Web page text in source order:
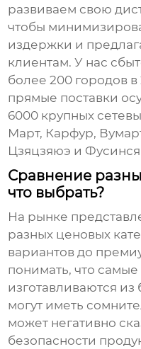
развиваем свою
чтобы
издержки и
клиентам. У нас
более 200 городов
прямые поставки
6000 крупных
Март, Карфур,
Цзяцзяюэ и
Сравнение
что выбрать?
На рынке
разных ценовых
вариантов до
понимать, что
изготавливаются
могут иметь
может негативно
безопасности